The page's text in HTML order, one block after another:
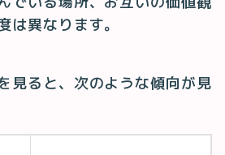
は異なります。
見ると、次のような傾向が見